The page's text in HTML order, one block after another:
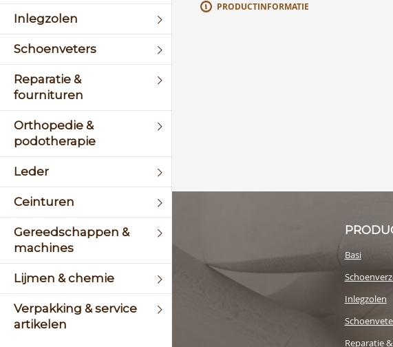
Inlegzolen
Schoenveters
Reparatie &
fournituren
Orthopedie &
podotherapie
Leder
Ceinturen
Gereedschappen &
machines
Lijmen & chemie
Verpakking & service
artikelen
PRODUCTINFORMATIE
KLANTENSERVICE
+31 (0)45 5244464
info@schinsleder.nl
Basi
Inlegzolen
Reparatie